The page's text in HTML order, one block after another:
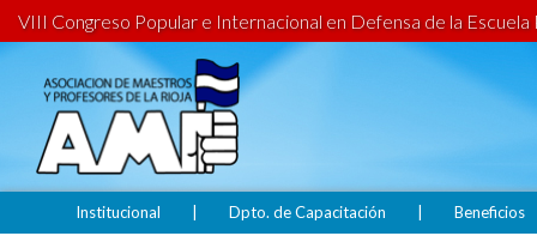
VIII Congreso Popular e Internacional en Defensa de la Escuela
Institucional Dpto. de Capacitación Beneficios